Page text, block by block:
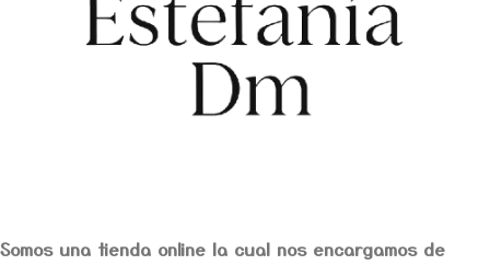
Somos una tienda online la cual nos encargamos de